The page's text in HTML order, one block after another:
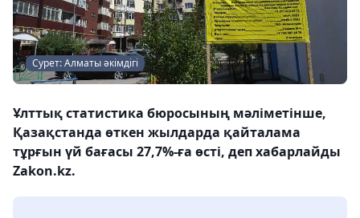
Сурет: Алматы әкімдігі
Ұлттық статистика бюросының мәліметінше,
Қазақстанда өткен жылдарда қайталама
тұрғын үй бағасы 27,7%-ға өсті, деп хабарлайды
Zakon.kz.